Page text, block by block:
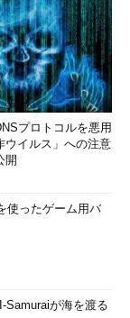
プロトコルを悪用
ウイルス」への注意
開
使ったゲーム用バ
Samuraiが海を渡る